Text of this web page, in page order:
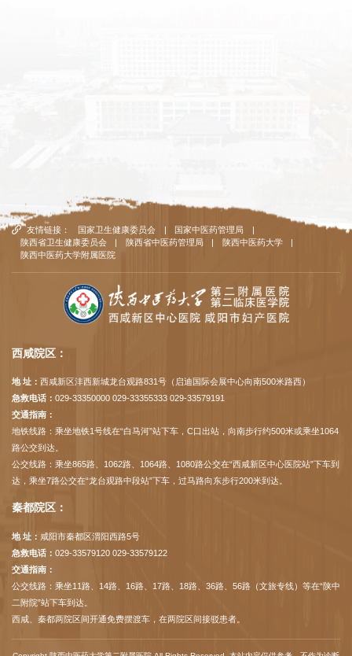
友情链接： 国家卫生健康委员会 | 国家中医药管理局
|
陕西省卫生健康委员会
| 陕西省中医药管理局 | 陕西中医药大学
|
陕西中医药大学附属医院
西咸院区：
地 址： 西咸新区沣西新城龙台观路831号（启迪国际会展中心向南500米路西）
急救电话： 029-33350000 029-33355333 029-33579191
交通指南：
地铁线路：乘坐地铁1号线在“白马河”站下车，C口出站，向南步行约500米或乘坐1064
路公交到达。
公交线路：乘坐865路、1062路、1064路、1080路公交在“西咸新区中心医院站”下车到
达，乘坐7路公交在“龙台观路中段站”下车，过马路向东步行200米到达。
秦都院区：
地 址： 咸阳市秦都区渭阳西路5号
急救电话： 029-33579120 029-33579122
交通指南：
公交线路：乘坐11路、14路、16路、17路、18路、36路、56路（文旅专线）等在“陕中
二附院”站下车到达。
西咸、秦都两院区间开通免费摆渡车，在两院区间接驳患者。